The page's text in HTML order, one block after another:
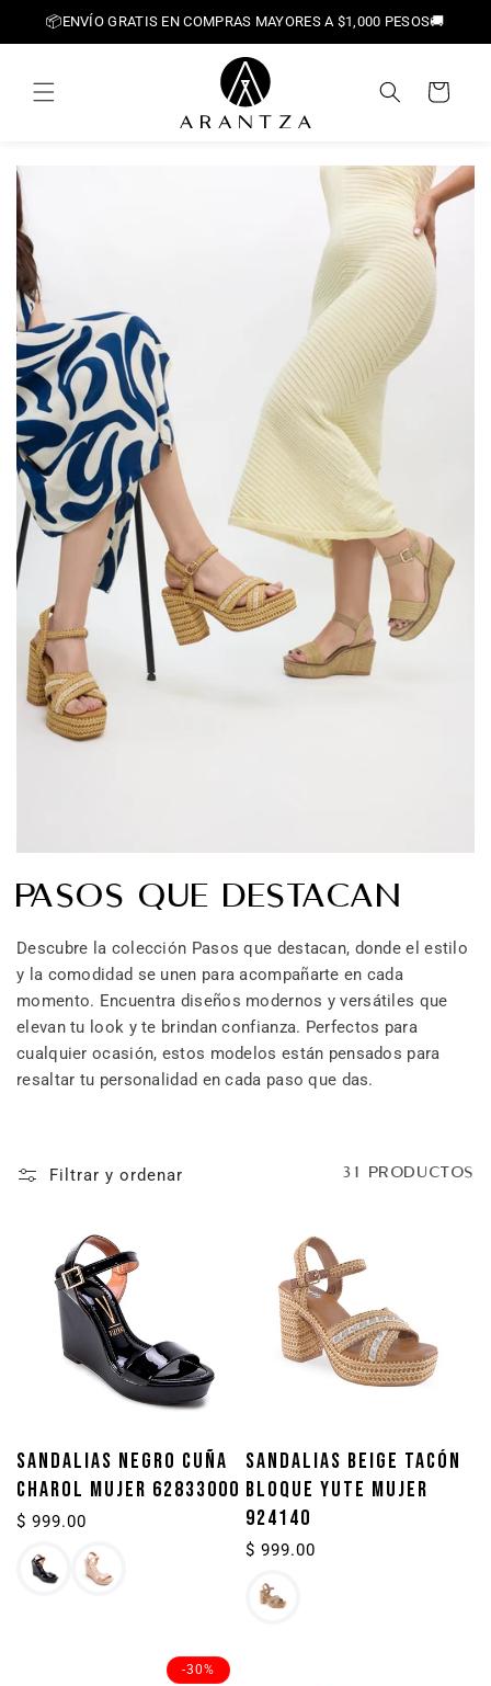
directamente
al contenido
📦ENVÍO GRATIS EN COMPRAS MAYORES A $1,000 PESOS🚚
Carrito
PASOS QUE DESTACAN
Descubre la colección Pasos que destacan, donde el estilo
y la comodidad se unen para acompañarte en cada
momento. Encuentra diseños modernos y versátiles que
elevan tu look y te brindan confianza. Perfectos para
cualquier ocasión, estos modelos están pensados para
resaltar tu personalidad en cada paso que das.
Filtrar y ordenar 31 PRODUCTOS
SANDALIAS NEGRO CUÑA
CHAROL MUJER 62833000
Precio
$ 999.00
SANDALIAS BEIGE TACÓN
BLOQUE YUTE MUJER
924140
Precio
$ 999.00
-30%